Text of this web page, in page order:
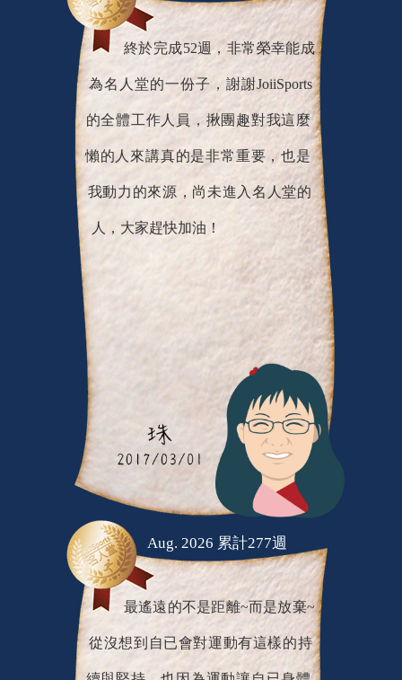
終於完成52週，非常榮幸能成
為名人堂的一份子，謝謝JoiiSports
的全體工作人員，揪團趣對我這麼
懶的人來講真的是非常重要，也是
我動力的來源，尚未進入名人堂的
Aug. 2026 累計277週
最遙遠的不是距離~而是放棄~
從沒想到自已會對運動有這樣的持